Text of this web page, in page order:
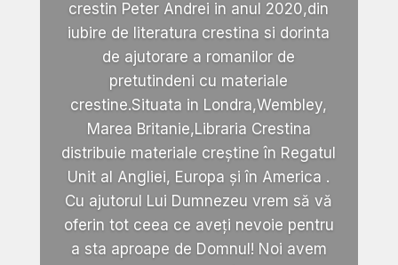
crestin Peter Andrei in anul 2020,din
iubire de literatura crestina si dorinta
de ajutorare a romanilor de
pretutindeni cu materiale
crestine.Situata in Londra,Wembley,
Marea Britanie,Libraria Crestina
distribuie materiale creștine în Regatul
Unit al Angliei, Europa și în America .
Cu ajutorul Lui Dumnezeu vrem să vă
oferin tot ceea ce aveți nevoie pentru
a sta aproape de Domnul! Noi avem